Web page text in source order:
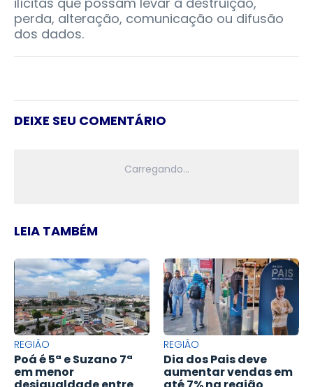
perda, alteração, comunicação ou difusão
dos dados.
DEIXE SEU COMENTÁRIO
LEIA TAMBÉM
REGIÃO
Poá é 5ª e Suzano 7ª
em menor
REGIÃO
Dia dos Pais deve
aumentar vendas em